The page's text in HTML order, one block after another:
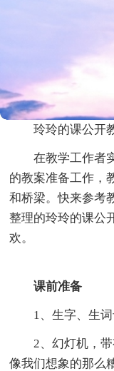
玲玲的课公开
在教学工作者
的教案准备工作，
和桥梁。快来参考
整理的玲玲的课公
欢。
课前准备
1、生字、生词
2、幻灯机，
像我们想象的那么